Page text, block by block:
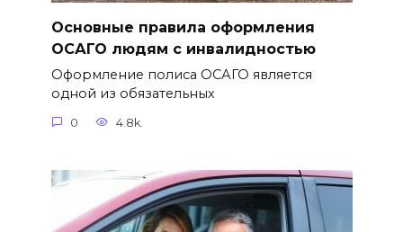
Основные правила оформления
ОСАГО людям с инвалидностью
Оформление полиса ОСАГО является
одной из обязательных
0 4.8k.